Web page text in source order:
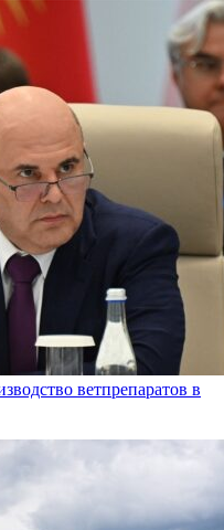
ветпрепаратов в